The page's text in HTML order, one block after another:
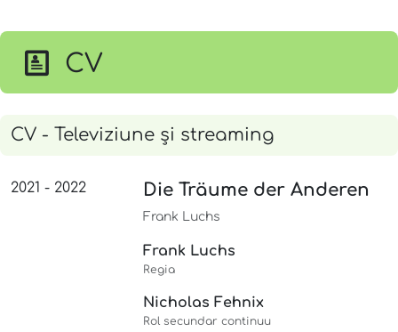
CV
CV - Televiziune și streaming
2021 - 2022 Die Träume der Anderen
Frank Luchs
Frank Luchs
Regia
Nicholas Fehnix
Rol secundar continuu